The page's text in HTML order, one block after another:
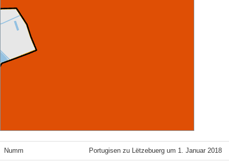
Numm Portugisen zu Lëtzebuerg um 1. Januar 2018